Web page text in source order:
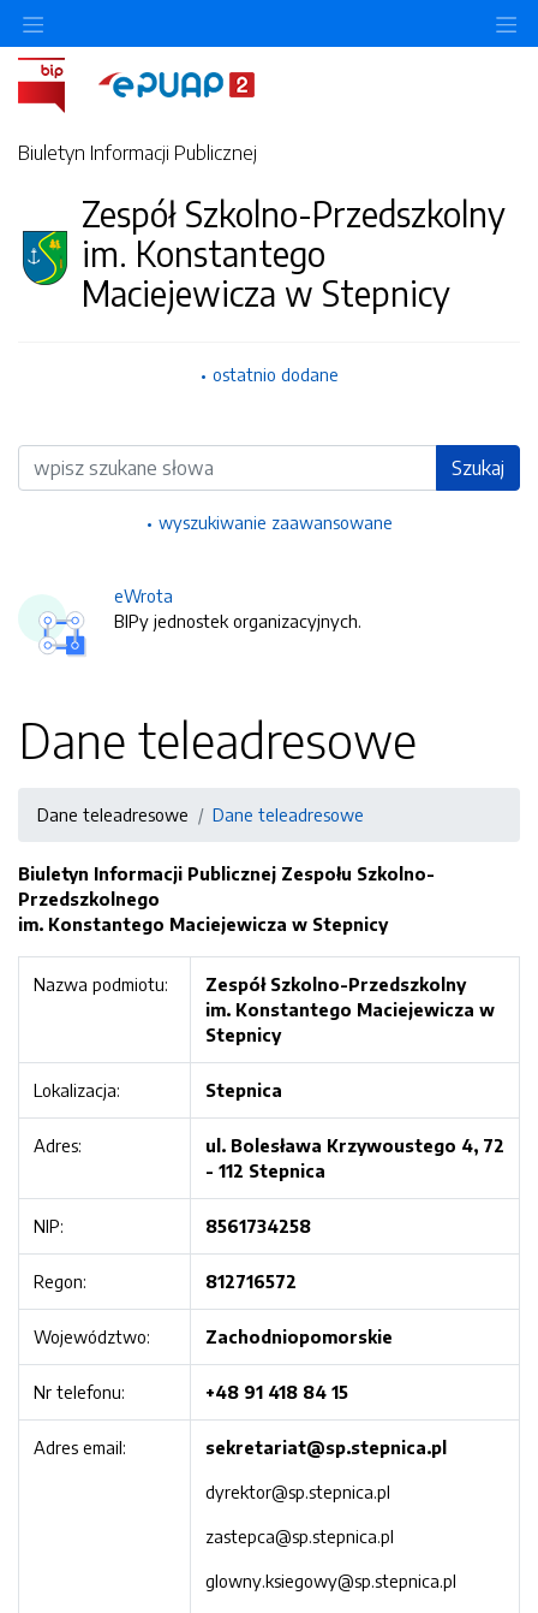
Biuletyn Informacji Publicznej
Zespół Szkolno-Przedszkolny
im. Konstantego
Maciejewicza w Stepnicy
ostatnio dodane
Wyszukiwarka Szukaj
wyszukiwanie zaawansowane
eWrota
BIPy jednostek organizacyjnych.
Dane teleadresowe
Dane teleadresowe Dane teleadresowe
Biuletyn Informacji Publicznej Zespołu Szkolno-
Przedszkolnego
im. Konstantego Maciejewicza w Stepnicy
Nazwa podmiotu:
Zespół Szkolno-Przedszkolny
im. Konstantego Maciejewicza w
Stepnicy
Lokalizacja: Stepnica
Adres:
ul. Bolesława Krzywoustego 4, 72
- 112 Stepnica
NIP: 8561734258
Regon: 812716572
Województwo: Zachodniopomorskie
Nr telefonu: +48 91 418 84 15
Adres email: sekretariat@sp.stepnica.pl
dyrektor@sp.stepnica.pl
zastepca@sp.stepnica.pl
glowny.ksiegowy@sp.stepnica.pl